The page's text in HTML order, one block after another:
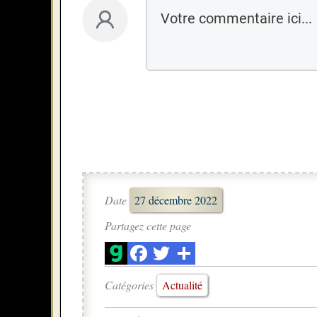
Date 27 décembre 2022
Partagez cette page
Catégories Actualité